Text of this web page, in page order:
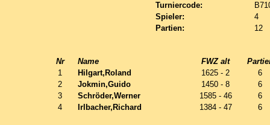
Turniercode:
Spieler:
4
Partien:
12
Nr Name FWZ alt
1
Hilgart,Roland 1625 - 2
6
2
Jokmin,Guido 1450 - 8
6
3
Schröder,Werner 1585 - 46
6
4
Irlbacher,Richard 1384 - 47 6